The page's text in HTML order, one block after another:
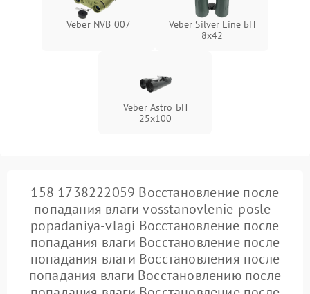
Veber NVB 007
Veber Silver Line БН
8x42
Veber Astro БП
25x100
158 1738222059 Восстановление после
попадания влаги vosstanovlenie-posle-
popadaniya-vlagi Восстановление после
попадания влаги Восстановление после
попадания влаги Восстановления после
попадания влаги Восстановлению после